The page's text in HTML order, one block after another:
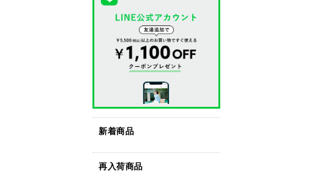
新着商品
再入荷商品